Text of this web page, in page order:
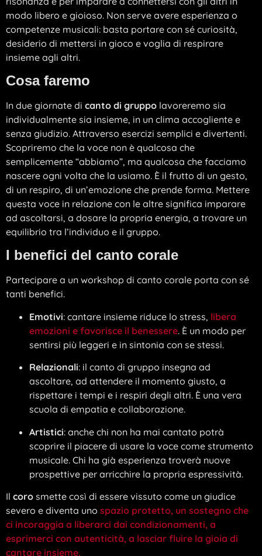
modo libero e gioioso. Non serve avere esperienza o
competenze musicali: basta portare con sé curiosità,
desiderio di mettersi in gioco e voglia di respirare
insieme agli altri.
Cosa faremo
In due giornate di canto di gruppo lavoreremo sia
individualmente sia insieme, in un clima accogliente e
senza giudizio. Attraverso esercizi semplici e divertenti.
Scopriremo che la voce non è qualcosa che
semplicemente “abbiamo”, ma qualcosa che facciamo
nascere ogni volta che la usiamo. È il frutto di un gesto,
di un respiro, di un’emozione che prende forma. Mettere
questa voce in relazione con le altre significa imparare
ad ascoltarsi, a dosare la propria energia, a trovare un
equilibrio tra l’individuo e il gruppo.
I benefici del canto corale
Partecipare a un workshop di canto corale porta con sé
tanti benefici.
Emotivi: cantare insieme riduce lo stress, libera
emozioni e favorisce il benessere. È un modo per
sentirsi più leggeri e in sintonia con se stessi.
Relazionali: il canto di gruppo insegna ad
ascoltare, ad attendere il momento giusto, a
rispettare i tempi e i respiri degli altri. È una vera
scuola di empatia e collaborazione.
Artistici: anche chi non ha mai cantato potrà
scoprire il piacere di usare la voce come strumento
musicale. Chi ha già esperienza troverà nuove
prospettive per arricchire la propria espressività.
Il coro smette così di essere vissuto come un giudice
severo e diventa uno spazio protetto, un sostegno che
ci incoraggia a liberarci dai condizionamenti, a
esprimerci con autenticità, a lasciar fluire la gioia di
cantare insieme.